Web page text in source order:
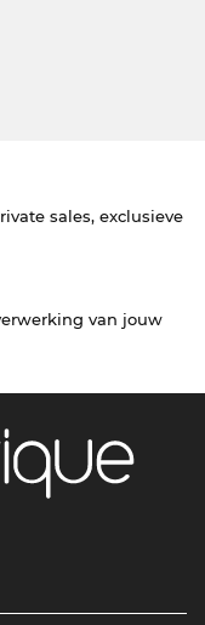
sales, exclusieve
van jouw